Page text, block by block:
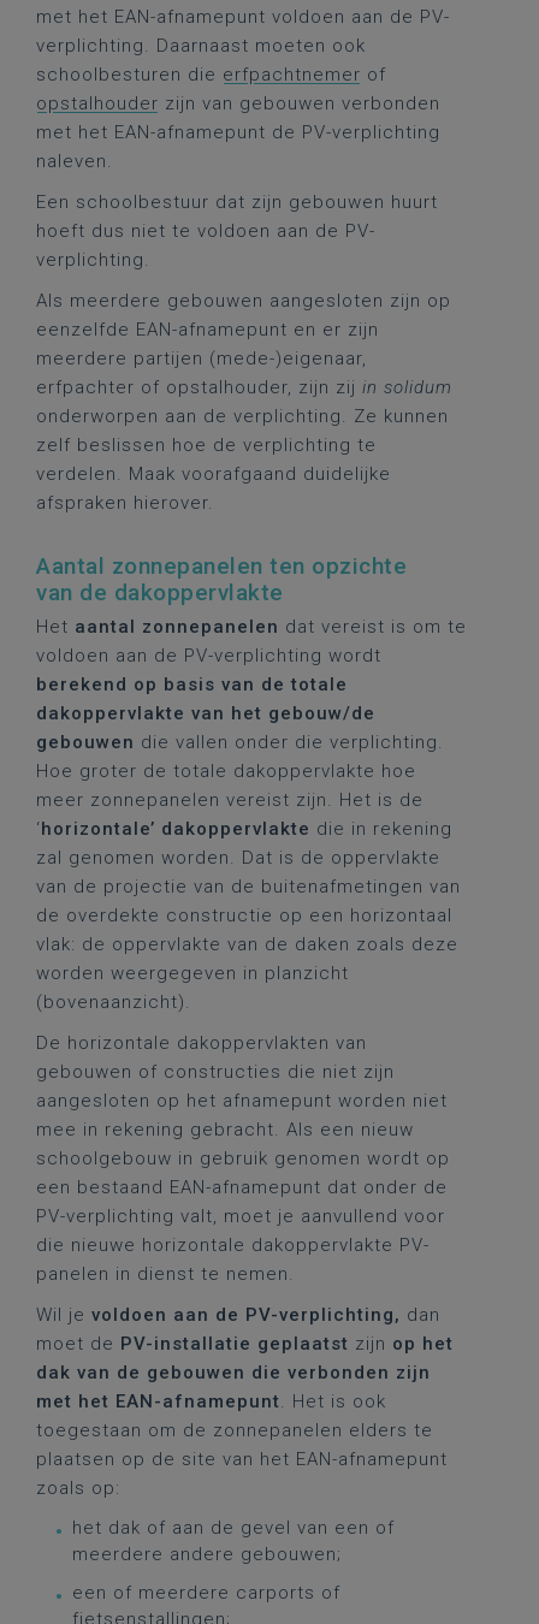
met het EAN-afnamepunt voldoen aan de PV-
verplichting. Daarnaast moeten ook
schoolbesturen die erfpachtnemer of
opstalhouder zijn van gebouwen verbonden
met het EAN-afnamepunt de PV-verplichting
naleven.
Een schoolbestuur dat zijn gebouwen huurt
hoeft dus niet te voldoen aan de PV-
verplichting.
Als meerdere gebouwen aangesloten zijn op
eenzelfde EAN-afnamepunt en er zijn
meerdere partijen (mede-)eigenaar,
erfpachter of opstalhouder, zijn zij in solidum
onderworpen aan de verplichting. Ze kunnen
zelf beslissen hoe de verplichting te
verdelen. Maak voorafgaand duidelijke
afspraken hierover.
Aantal zonnepanelen ten opzichte
van de dakoppervlakte
Het aantal zonnepanelen dat vereist is om te
voldoen aan de PV-verplichting wordt
berekend op basis van de totale
dakoppervlakte van het gebouw/de
gebouwen die vallen onder die verplichting.
Hoe groter de totale dakoppervlakte hoe
meer zonnepanelen vereist zijn. Het is de
‘horizontale’ dakoppervlakte die in rekening
zal genomen worden. Dat is de oppervlakte
van de projectie van de buitenafmetingen van
de overdekte constructie op een horizontaal
vlak: de oppervlakte van de daken zoals deze
worden weergegeven in planzicht
(bovenaanzicht).
De horizontale dakoppervlakten van
gebouwen of constructies die niet zijn
aangesloten op het afnamepunt worden niet
mee in rekening gebracht. Als een nieuw
schoolgebouw in gebruik genomen wordt op
een bestaand EAN-afnamepunt dat onder de
PV-verplichting valt, moet je aanvullend voor
die nieuwe horizontale dakoppervlakte PV-
panelen in dienst te nemen.
Wil je voldoen aan de PV-verplichting, dan
moet de PV-installatie geplaatst zijn op het
dak van de gebouwen die verbonden zijn
met het EAN-afnamepunt. Het is ook
toegestaan om de zonnepanelen elders te
plaatsen op de site van het EAN-afnamepunt
zoals op:
het dak of aan de gevel van een of
meerdere andere gebouwen;
een of meerdere carports of
fietsenstallingen;